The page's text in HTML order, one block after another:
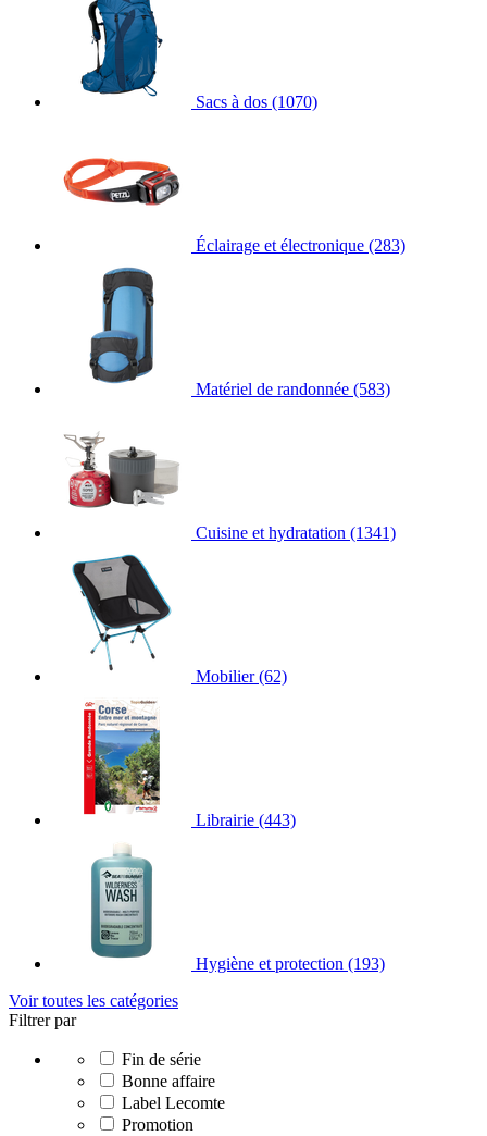
Sacs à dos (1070)
Éclairage et électronique (283)
Matériel de randonnée (583)
Cuisine et hydratation (1341)
Mobilier (62)
Librairie (443)
Hygiène et protection (193)
Voir toutes les catégories
Filtrer par
Fin de série
Bonne affaire
Label Lecomte
Promotion